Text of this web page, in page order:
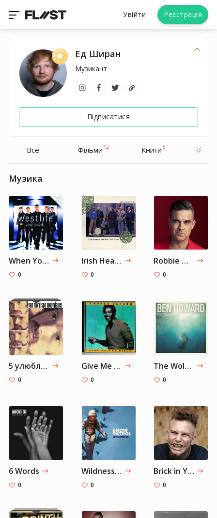
Увійти Реєстрація
Ед Ширан
Музикант
Підписатися
Все Фільми 12 Книги 5
Музика
When You're Looking Like That - Single Remix — Westlife
0
Irish Heartbeat
0
Robbie Williams
0
5 улюблених пісень Еда Ширана про кохання
0
Give Me the Night — George Benson
0
The Wolves
0
6 Words
0
Wildness (Deluxe)
0
Brick in Yo Face
0